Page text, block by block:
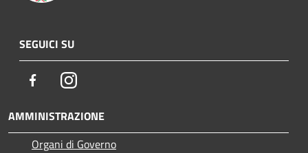
SEGUICI SU
FacebookInstagram
AMMINISTRAZIONE
Organi di Governo